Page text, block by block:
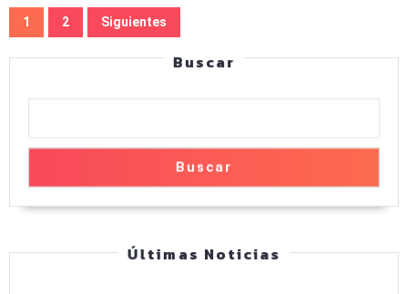
alta
mejor
ti?
Paginación
de
1 2 Siguientes
Buscar
Buscar
Últimas Noticias